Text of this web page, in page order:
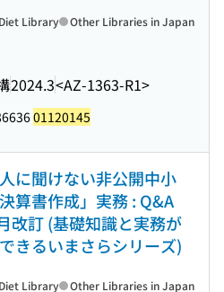
2024.3<AZ-1363-R1>
Library Other Libraries in Japan
01120145
に聞けない非公開中小
算書作成」実務 : Q&A
改訂 (基礎知識と実務が
きるいまさらシリーズ)
Library Other Libraries in Japan